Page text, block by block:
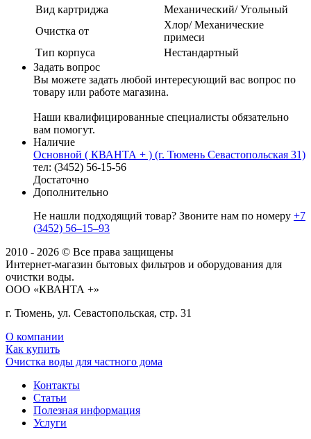
Вид картриджа
Механический/ Угольный
Очистка от
Хлор/ Механические
примеси
Тип корпуса
Нестандартный
Задать вопрос
Вы можете задать любой интересующий вас вопрос по
товару или работе магазина.
Наши квалифицированные специалисты обязательно
вам помогут.
Наличие
Основной ( КВАНТА + ) (г. Тюмень Севастопольская 31)
тел: (3452) 56-15-56
Достаточно
Дополнительно
Не нашли подходящий товар? Звоните нам по номеру +7
(3452) 56‒15‒93
2010 - 2026 © Все права защищены
Интернет-магазин бытовых фильтров и оборудования для
очистки воды.
ООО «КВАНТА +»
г. Тюмень, ул. Севастопольская, стр. 31
О компании
Как купить
Очистка воды для частного дома
Контакты
Статьи
Полезная информация
Услуги